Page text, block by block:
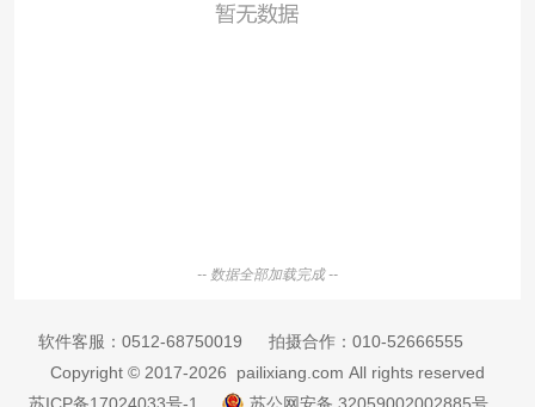
-- 数据全部加载完成 --
软件客服： 0512-68750019 拍摄合作： 010-52666555
Copyright © 2017-2026 pailixiang.com All rights reserved
苏ICP备17024033号-1
苏公网安备 32059002002885号